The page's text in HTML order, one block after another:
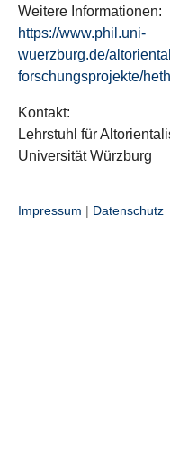
Weitere Informationen:
https://www.phil.uni-
wuerzburg.de/
forschungsprojekte/
Kontakt:
Lehrstuhl für
Universität Würzburg
Impressum | Datenschutz